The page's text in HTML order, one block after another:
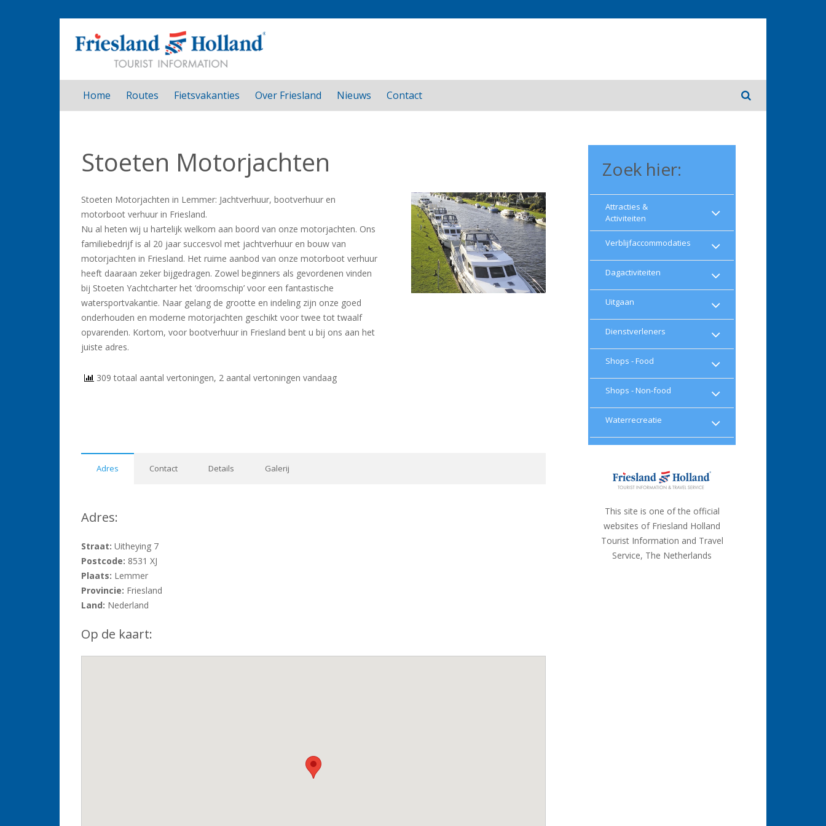
Home Routes Fietsvakanties Over Friesland Nieuws Contact
Stoeten Motorjachten
Stoeten Motorjachten in Lemmer: Jachtverhuur, bootverhuur en
motorboot verhuur in Friesland.
Nu al heten wij u hartelijk welkom aan boord van onze motorjachten. Ons
familiebedrijf is al 20 jaar succesvol met jachtverhuur en bouw van
motorjachten in Friesland. Het ruime aanbod van onze motorboot verhuur
heeft daaraan zeker bijgedragen. Zowel beginners als gevordenen vinden
bij Stoeten Yachtcharter het ‘droomschip’ voor een fantastische
watersportvakantie. Naar gelang de grootte en indeling zijn onze goed
onderhouden en moderne motorjachten geschikt voor twee tot twaalf
opvarenden. Kortom, voor bootverhuur in Friesland bent u bij ons aan het
juiste adres.
309 totaal aantal vertoningen, 2 aantal vertoningen vandaag
Adres Contact Details Galerij
Adres:
Straat: Uitheying 7
Postcode: 8531 XJ
Plaats: Lemmer
Provincie: Friesland
Land: Nederland
Op de kaart:
Zoek hier:
Attracties &
Activiteiten
Verblijfaccommodaties
Dagactiviteiten
Uitgaan
Dienstverleners
Shops - Food
Shops - Non-food
Waterrecreatie
This site is one of the official
websites of Friesland Holland
Tourist Information and Travel
Service, The Netherlands